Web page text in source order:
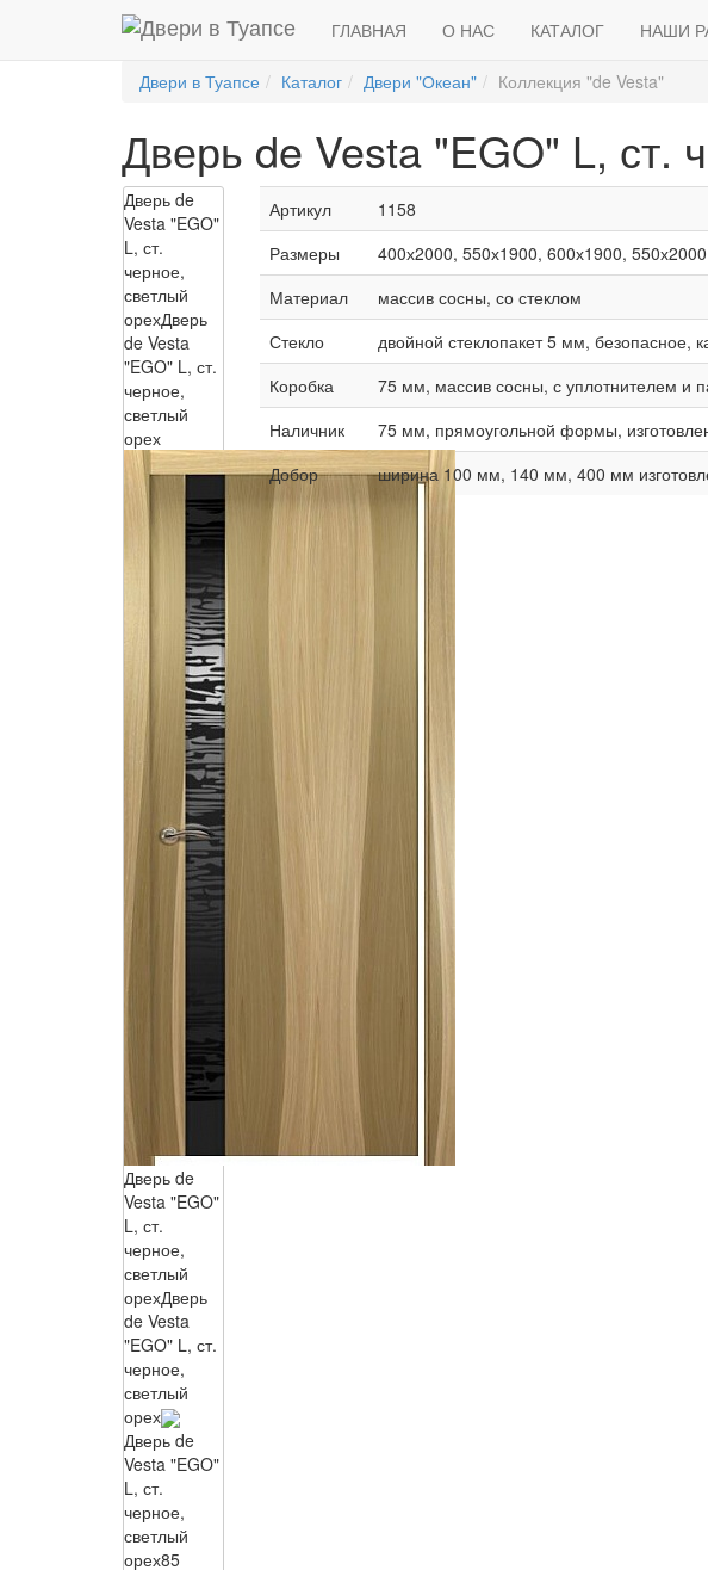
ГЛАВНАЯ О НАС КАТАЛОГ НАШИ
Двери в Туапсе Каталог Двери "Океан" Коллекция "de Vesta"
Дверь de Vesta "EGO" L, ст.
Дверь de
Vesta "EGO"
L, ст.
черное,
светлый
орехДверь
de Vesta
"EGO" L, ст.
черное,
светлый
орех
Дверь de
Vesta "EGO"
L, ст.
черное,
светлый
орехДверь
de Vesta
"EGO" L, ст.
черное,
светлый
орех
Дверь de
Vesta "EGO"
L, ст.
черное,
светлый
орех85
Артикул
1158
Размеры
400х2000, 550х1900, 600х1900,
Материал
массив сосны, со стеклом
Стекло
двойной стеклопакет 5 мм, безопасное,
Коробка
75 мм, массив сосны, с уплотнителем и
Наличник
75 мм, прямоугольной формы,
Добор
ширина 100 мм, 140 мм, 400 мм